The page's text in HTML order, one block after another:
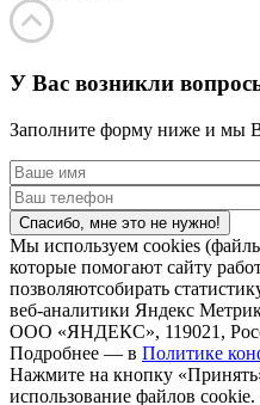
У Вас возникли
Заполните форму ниже и мы
Спасибо, мне это не нужно!
Мы используем cookies
которые помогают сайту
позволяютсобирать
веб-аналитики Яндекс
ООО «ЯНДЕКС», 119021,
Подробнее — в Политике
Нажмите на кнопку
использование файлов